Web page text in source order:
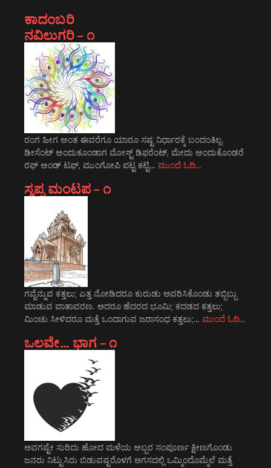
ಕಾದಂಬರಿ
ನವಿಲುಗರಿ – ೧
ರಂಗ ಹೀಗ ಅಂತ ಈವರೆಗೂ ಯಾರೂ ಸಷ್ಟ ನಿರ್ಧಾರಕ್ಕೆ ಬಂದಂತಿಲ್ಲ.
ಡೀಸೆಂಟ್ ಅಂದುಕೂಂಡಾಗ ಮೋಸ್ಟ್‌ ಡಿಫರೆಂಟ್‌, ಮೇದು ಅಂದುಕೊಂಡರೆ
ರಫ್ ಅಂಡ್ ಟಫ್, ಮುಂಗೋಪಿ ಪಟ್ಟ ಕಟ್ಟಿ… ಮುಂದೆ ಓದಿ…
ಸ್ವಪ್ನ ಮಂಟಪ – ೧
ಗವ್ವೆನ್ನುವ ಕತ್ತಲು; ಎತ್ತ ನೋಡಿದರೂ ಕುರುಡು ಆವರಿಸಿಕೊಂಡು ತಬ್ಬಿಬ್ಬು
ಮಾಡುವ ವಾತಾವರಣ. ಆದರೂ ಹೆದರದ ಭೂಮಿ; ಕದಡದ ಕತ್ತಲು;
ಮಿಂಚು ಸೀಳಿದರೂ ಮತ್ತೆ ಒಂದಾಗುವ ಜರಾಸಂಧ ಕತ್ತಲು;… ಮುಂದೆ ಓದಿ…
ಒಲವೇ… ಭಾಗ – ೧
ಆವಗಷ್ಟೇ ಸುರಿದು ಹೋದ ಮಳೆಯ ಅಬ್ಬರ ಸಂಪೂರ್ಣ ಕ್ಷೀಣಗೊಂಡು
ಜನರು ನಿಟ್ಟುಸಿರು ಬಿಡುವಷ್ಟರೊಳಗೆ ಆಗಸದಲ್ಲಿ ಒಮ್ಮಿಂದೊಮ್ಮೆಲೆ ಮತ್ತೆ